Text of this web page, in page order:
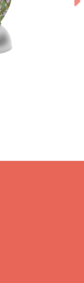
Graflicht nr 3 met